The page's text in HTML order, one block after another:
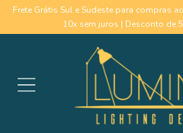
Frete Grátis Sul e Sudeste para compras
10x sem juros | Desconto de